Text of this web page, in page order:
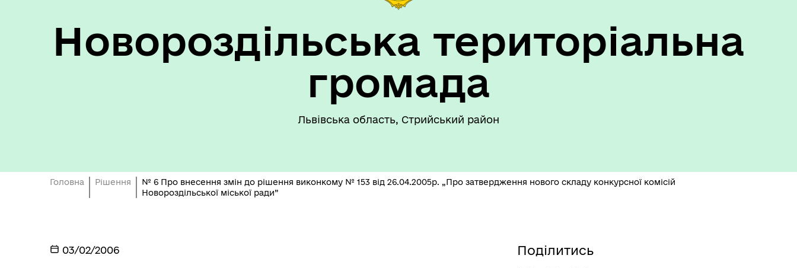
Оплата праці
Контакти та розпорядок
стан"
Новороздільська територіальна
громада
Львівська область, Стрийський район
Головна Рішення
№ 6 Про внесення змін до рішення виконкому № 153 від 26.04.2005р. „Про затвердження нового складу конкурсної комісій
Новороздільської міської ради”
03/02/2006 Поділитись